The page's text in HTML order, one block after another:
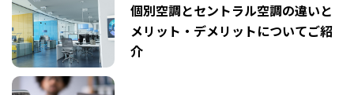
個別空調とセントラル空調の違いと
メリット・デメリットについてご紹
介